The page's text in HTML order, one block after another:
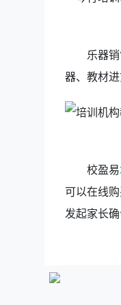
乐器
器、教材
校盈易
可以在线
发起家长